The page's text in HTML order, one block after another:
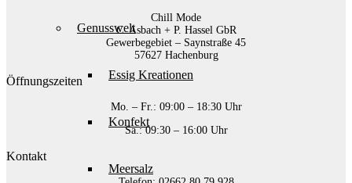
Genusswelt
Essig Kreationen
Konfekt
Meersalz
Chill Mode
C. Asbach + P. Hassel GbR
Gewerbegebiet – Saynstraße 45
57627 Hachenburg
Öffnungszeiten
Mo. – Fr.: 09:00 – 18:30 Uhr
Sa.: 09:30 – 16:00 Uhr
Kontakt